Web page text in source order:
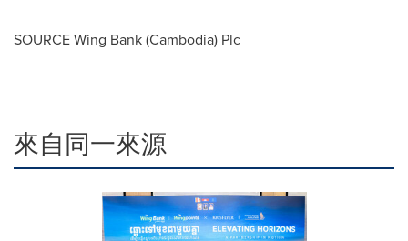
SOURCE Wing Bank (Cambodia) Plc
來自同一來源